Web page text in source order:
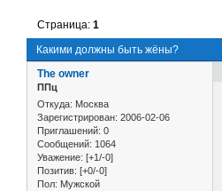
Какими должны быть жёны?
Страница:1
The owner
ППц
Откуда: Москва
Зарегистрирован: 2006-02-06
Приглашений: 0
Сообщений: 1064
Уважение: [+1/-0]
Позитив: [+0/-0]
Пол: Мужской